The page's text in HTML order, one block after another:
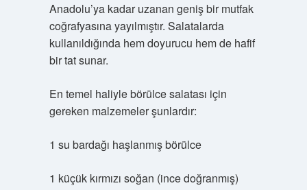
Anadolu’ya kadar uzanan geniş bir mutfak
coğrafyasına yayılmıştır. Salatalarda
kullanıldığında hem doyurucu hem de hafif
bir tat sunar.
En temel haliyle börülce salatası için
gereken malzemeler şunlardır:
1 su bardağı haşlanmış börülce
1 küçük kırmızı soğan (ince doğranmış)